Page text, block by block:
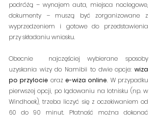
podróżą – wynajem auta, miejsca noclegowe,
dokumenty – muszą być zorganizowane z
wyprzedzeniem i gotowe do przedstawienia
przy składaniu wniosku.
Obecnie  najczęściej wybierane sposoby
uzyskania wizy do Namibii to dwie opcje: wiza
po przylocie oraz e-wiza online. W przypadku
pierwszej opcji, po lądowaniu na lotnisku (np. w
Windhoek), trzeba liczyć się z oczekiwaniem od
60 do 90 minut. Płatność można dokonać